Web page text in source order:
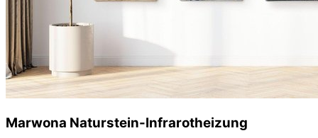
Marwona Naturstein-Infrarotheizung